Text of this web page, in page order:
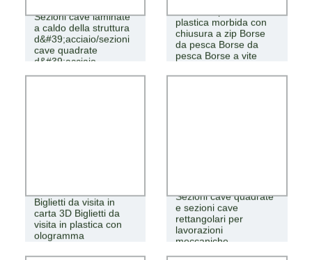
Sezioni cave laminate
a caldo della struttura
d&#39;acciaio/sezioni
cave quadrate
d&#39;acciaio
plastica morbida con
chiusura a zip Borse
da pesca Borse da
pesca Borse a vite
Biglietti da visita in
carta 3D Biglietti da
visita in plastica con
ologramma
Sezioni cave quadrate
e sezioni cave
rettangolari per
lavorazioni
meccaniche